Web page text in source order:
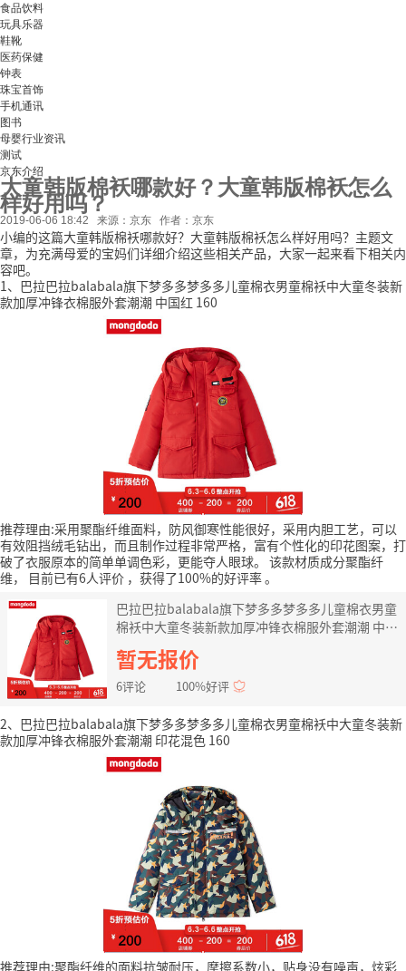
食品饮料
玩具乐器
鞋靴
医药保健
钟表
珠宝首饰
手机通讯
图书
母婴行业资讯
测试
京东介绍
大童韩版棉袄哪款好？大童韩版棉袄怎么
样好用吗？
2019-06-06 18:42 来源：京东 作者：京东
小编的这篇大童韩版棉袄哪款好？大童韩版棉袄怎么样好用吗？主题文
章，为充满母爱的宝妈们详细介绍这些相关产品，大家一起来看下相关内
容吧。
1、巴拉巴拉balabala旗下梦多多梦多多儿童棉衣男童棉袄中大童冬装新
款加厚冲锋衣棉服外套潮潮 中国红 160
推荐理由:采用聚酯纤维面料，防风御寒性能很好，采用内胆工艺，可以
有效阻挡绒毛钻出，而且制作过程非常严格，富有个性化的印花图案，打
破了衣服原本的简单单调色彩，更能夺人眼球。 该款材质成分聚酯纤
维，
目前已有6人评价 ，获得了100%的好评率。
巴拉巴拉balabala旗下梦多多梦多多儿童棉衣男童
棉袄中大童冬装新款加厚冲锋衣棉服外套潮潮 中国
红 160
暂无报价
6评论 100%好评
2、巴拉巴拉balabala旗下梦多多梦多多儿童棉衣男童棉袄中大童冬装新
款加厚冲锋衣棉服外套潮潮 印花混色 160
推荐理由:聚酯纤维的面料抗皱耐压，摩擦系数小，贴身没有噪声，炫彩